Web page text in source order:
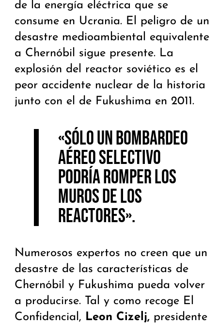
de la energía eléctrica que se
consume en Ucrania. El peligro de un
desastre medioambiental equivalente
a Chernóbil sigue presente. La
explosión del reactor soviético es el
peor accidente nuclear de la historia
junto con el de Fukushima en 2011.
«Sólo un bombardeo
aéreo selectivo
podría romper los
muros de los
reactores».
Numerosos expertos no creen que un
desastre de las características de
Chernóbil y Fukushima pueda volver
a producirse. Tal y como recoge El
Confidencial, Leon Cizelj, presidente